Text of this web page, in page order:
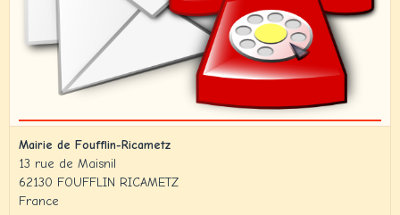
Mairie de Foufflin-Ricametz
13 rue de Maisnil
62130 FOUFFLIN RICAMETZ
France